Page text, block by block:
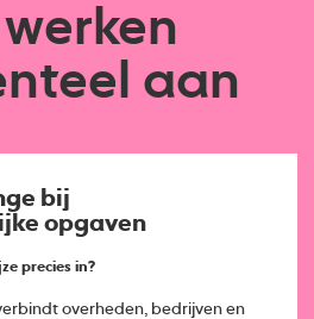
aan
bij
opgaven
precies in?
overheden, bedrijven en